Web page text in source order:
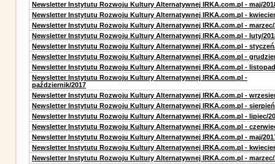
Newsletter Instytutu Rozwoju Kultury Alternatywnej IRKA.com.pl - maj/
Newsletter Instytutu Rozwoju Kultury Alternatywnej IRKA.com.pl -
Newsletter Instytutu Rozwoju Kultury Alternatywnej IRKA.com.pl - marzec/
Newsletter Instytutu Rozwoju Kultury Alternatywnej IRKA.com.pl - luty/
Newsletter Instytutu Rozwoju Kultury Alternatywnej IRKA.com.pl -
Newsletter Instytutu Rozwoju Kultury Alternatywnej IRKA.com.pl -
Newsletter Instytutu Rozwoju Kultury Alternatywnej IRKA.com.pl -
Newsletter Instytutu Rozwoju Kultury Alternatywnej IRKA.com.pl -
październik/2017
Newsletter Instytutu Rozwoju Kultury Alternatywnej IRKA.com.pl -
Newsletter Instytutu Rozwoju Kultury Alternatywnej IRKA.com.pl -
Newsletter Instytutu Rozwoju Kultury Alternatywnej IRKA.com.pl - lipiec/
Newsletter Instytutu Rozwoju Kultury Alternatywnej IRKA.com.pl -
Newsletter Instytutu Rozwoju Kultury Alternatywnej IRKA.com.pl - maj/
Newsletter Instytutu Rozwoju Kultury Alternatywnej IRKA.com.pl -
Newsletter Instytutu Rozwoju Kultury Alternatywnej IRKA.com.pl - marzec/